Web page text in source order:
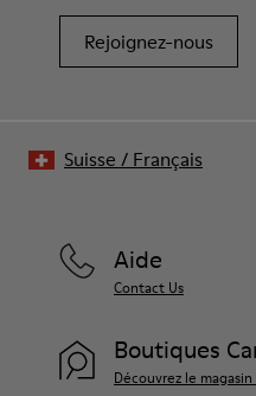
Rejoignez-nous
Aide
Contact Us
Boutiques
Découvrez le
Suisse / Français